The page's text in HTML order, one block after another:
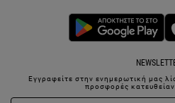
Εγγραφείτε στην ενημερωτική μας
προσφορές